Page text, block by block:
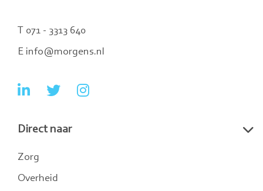
T 071 - 3313 640
E info@morgens.nl
Ga
LinkedIn
Ga
Twitter
Ga
Direct naar
Zorg
Overheid